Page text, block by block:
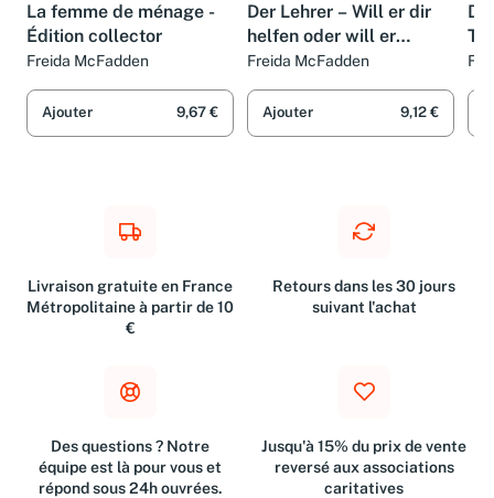
La femme de ménage -
Édition collector
Freida McFadden
Ajouter 9,67 €
Der Lehrer – Will er dir
helfen oder will er
deinen Tod?: Thriller -
Von der Autorin des
Weltbestsellers »Wenn
sie wüsste«.
Freida McFadden
Ajouter 9,12 €
Livraison gratuite en France
Métropolitaine à partir de 10
€
Retours dans les 30 jours
suivant l'achat
Des questions ? Notre
équipe est là pour vous et
répond sous 24h ouvrées.
Jusqu'à 15% du prix de vente
reversé aux associations
caritatives